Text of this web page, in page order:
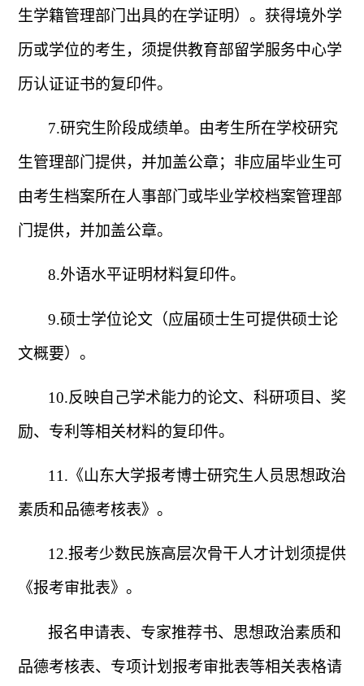
生学籍管理部门出具的在学证明）。获得境外学
历或学位的考生，须提供教育部留学服务中心学
历认证证书的复印件。
7.研究生阶段成绩单。由考生所在学校研究
生管理部门提供，并加盖公章；非应届毕业生可
由考生档案所在人事部门或毕业学校档案管理部
门提供，并加盖公章。
8.外语水平证明材料复印件。
9.硕士学位论文（应届硕士生可提供硕士论
文概要）。
10.反映自己学术能力的论文、科研项目、奖
励、专利等相关材料的复印件。
11. 《山东大学报考博士研究生人员思想政治
素质和品德考核表》。
12.报考少数民族高层次骨干人才计划须提供
《报考审批表》。
报名申请表、专家推荐书、思想政治素质和
品德考核表、专项计划报考审批表等相关表格请